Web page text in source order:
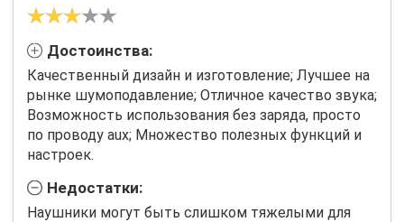
Достоинства:
Качественный дизайн и изготовление; Лучшее на
рынке шумоподавление; Отличное качество звука;
Возможность использования без заряда, просто
по проводу aux; Множество полезных функций и
настроек.
Недостатки:
Наушники могут быть слишком тяжелыми для